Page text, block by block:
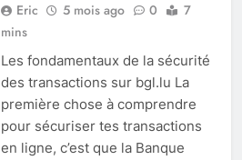
Eric 5 mois ago 0
7
mins
Les fondamentaux de la sécurité
des transactions sur bgl.lu La
première chose à comprendre
pour sécuriser tes transactions
en ligne, c’est que la Banque